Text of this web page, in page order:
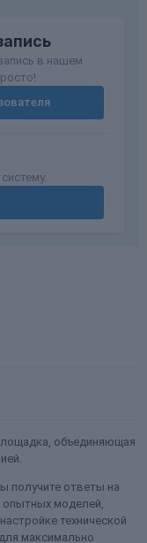
в нашем
объединяющая
получите ответы на
моделей,
технической
максимально